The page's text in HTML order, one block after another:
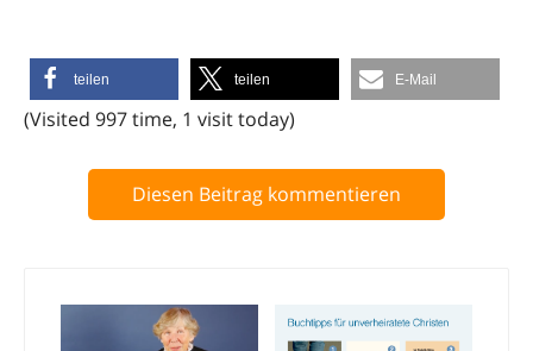
teilen teilen E-Mail
(Visited 997 time, 1 visit today)
Diesen Beitrag kommentieren